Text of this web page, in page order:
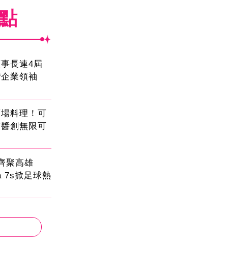
長連4屆
業領袖
料理！可
創無限可
聚高雄
7s掀足球熱